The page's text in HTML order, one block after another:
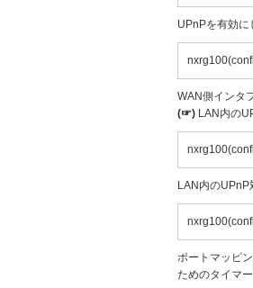
UPnPを有効に
WAN側インタ
(☞) LAN内の
LAN内のUPnP
ポートマッピ
ためのタイマ